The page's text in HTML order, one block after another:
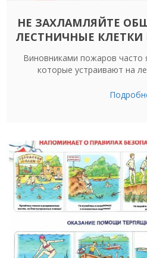
НЕ ЗАХЛАМЛЯЙТЕ
ЛЕСТНИЧНЫЕ
Виновниками пожаров часто
которые устраивают на